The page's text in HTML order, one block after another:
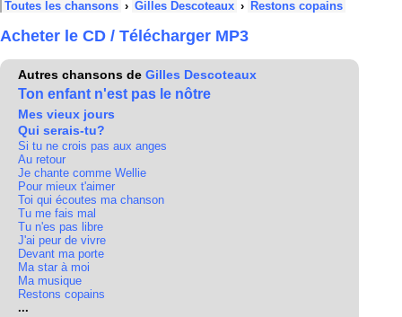
Toutes les chansons › Gilles Descoteaux › Restons copains
Acheter le CD / Télécharger MP3
Autres chansons de Gilles Descoteaux
Ton enfant n'est pas le nôtre
Mes vieux jours
Qui serais-tu?
Si tu ne crois pas aux anges
Au retour
Je chante comme Wellie
Pour mieux t'aimer
Toi qui écoutes ma chanson
Tu me fais mal
Tu n'es pas libre
J'ai peur de vivre
Devant ma porte
Ma star à moi
Ma musique
Restons copains
...